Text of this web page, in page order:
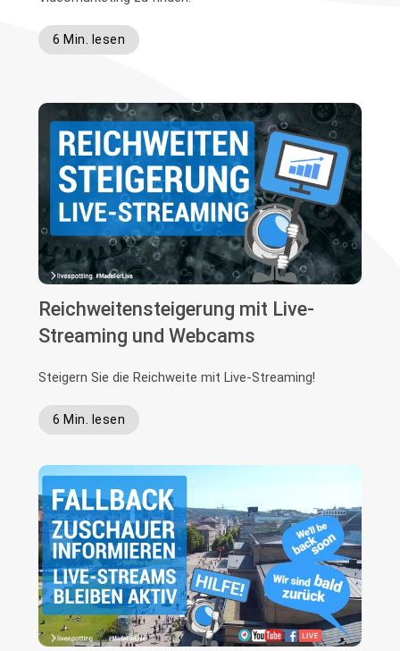
6 Min. lesen
Reichweitensteigerung mit Live-
Streaming und Webcams
Steigern Sie die Reichweite mit Live-Streaming!
6 Min. lesen